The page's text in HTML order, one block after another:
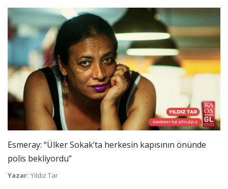
Esmeray: “Ülker Sokak’ta herkesin kapısının önünde
polis bekliyordu”
Yazar: Yıldız Tar